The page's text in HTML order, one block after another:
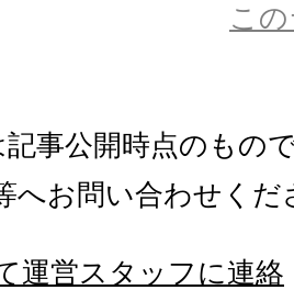
こ
事公開時点のもの
へお問い合わせくだ
運営スタッフに連絡